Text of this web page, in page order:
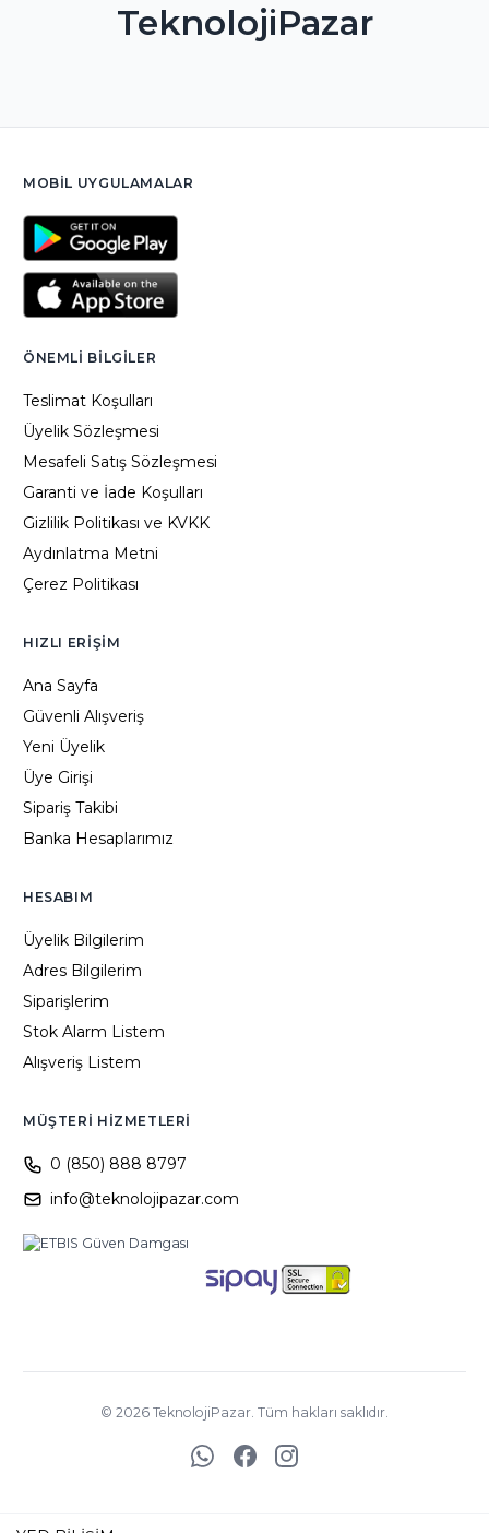
TeknolojiPazar
MOBIL UYGULAMALAR
ÖNEMLI BILGILER
Teslimat Koşulları
Üyelik Sözleşmesi
Mesafeli Satış Sözleşmesi
Garanti ve İade Koşulları
Gizlilik Politikası ve KVKK
Aydınlatma Metni
Çerez Politikası
HIZLI ERIŞIM
Ana Sayfa
Güvenli Alışveriş
Yeni Üyelik
Üye Girişi
Sipariş Takibi
Banka Hesaplarımız
HESABIM
Üyelik Bilgilerim
Adres Bilgilerim
Siparişlerim
Stok Alarm Listem
Alışveriş Listem
MÜŞTERI HIZMETLERI
0 (850) 888 8797
info@teknolojipazar.com
© 2026 TeknolojiPazar. Tüm hakları saklıdır.